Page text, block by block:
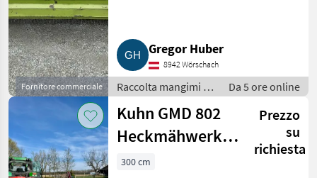
Fornitore commerciale
Gregor Huber
8942 Wörschach
Raccolta mangimi /
Altre macchine per
raccolta mangimi
Da 5 ore online
Kuhn GMD 802
Heckmähwerk,
Mähwerk Claas,
Prezzo
su
richiesta
300 cm